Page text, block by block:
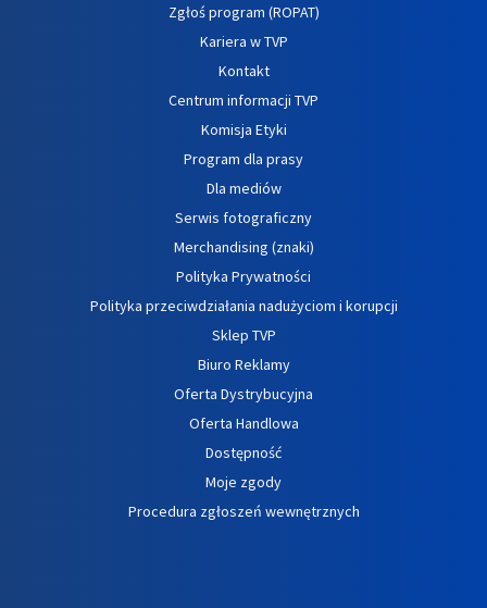
Zgłoś program (ROPAT)
Kariera w TVP
Kontakt
Centrum informacji TVP
Komisja Etyki
Program dla prasy
Dla mediów
Serwis fotograficzny
Merchandising (znaki)
Polityka Prywatności
Polityka przeciwdziałania nadużyciom i korupcji
Sklep TVP
Biuro Reklamy
Oferta Dystrybucyjna
Oferta Handlowa
Dostępność
Moje zgody
Procedura zgłoszeń wewnętrznych